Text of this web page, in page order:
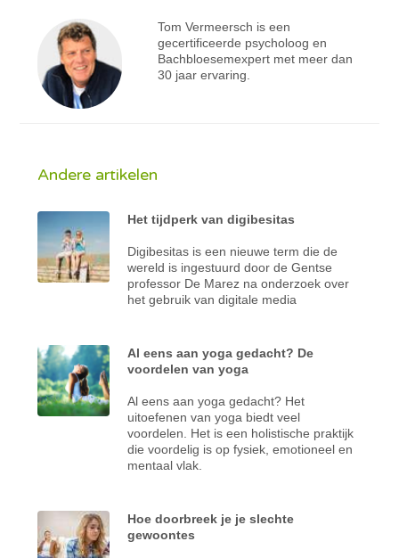
Tom Vermeersch is een
gecertificeerde psycholoog en
Bachbloesemexpert met meer dan
30 jaar ervaring.
Andere artikelen
Het tijdperk van digibesitas
Digibesitas is een nieuwe term die de
wereld is ingestuurd door de Gentse
professor De Marez na onderzoek over
het gebruik van digitale media
Al eens aan yoga gedacht? De
voordelen van yoga
Al eens aan yoga gedacht? Het
uitoefenen van yoga biedt veel
voordelen. Het is een holistische praktijk
die voordelig is op fysiek, emotioneel en
mentaal vlak.
Hoe doorbreek je je slechte
gewoontes